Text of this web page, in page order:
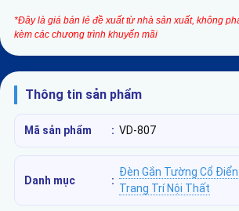
*Đây là giá bán lẻ đề xuất từ nhà sản xuất, không
kèm các chương trình khuyến mãi
Thông tin sản phẩm
Mã sản phẩm : VD-807
Danh mục :
Đèn Gắn Tường Cổ
Trang Trí Nội Thất